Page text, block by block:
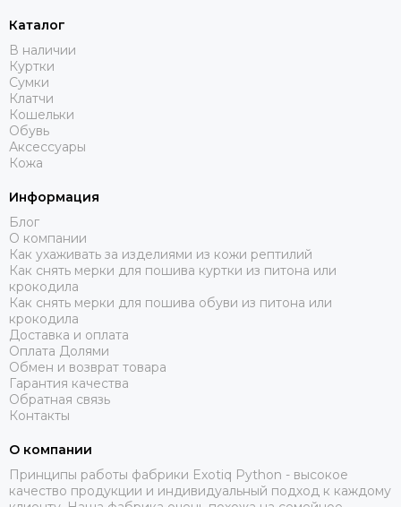
Каталог
В наличии
Куртки
Сумки
Клатчи
Кошельки
Обувь
Аксессуары
Кожа
Информация
Блог
О компании
Как ухаживать за изделиями из кожи рептилий
Как снять мерки для пошива куртки из питона или
крокодила
Как снять мерки для пошива обуви из питона или
крокодила
Доставка и оплата
Оплата Долями
Обмен и возврат товара
Гарантия качества
Обратная связь
Контакты
О компании
Принципы работы фабрики Exotiq Python - высокое
качество продукции и индивидуальный подход к каждому